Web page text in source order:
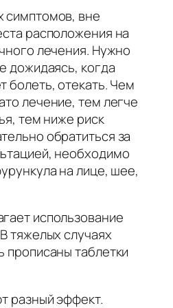
симптомов, вне
расположения на
лечения. Нужно
дожидаясь, когда
болеть, отекать. Чем
лечение, тем легче
тем ниже риск
обратиться за
необходимо
на лице, шее,
использование
тяжелых случаях
прописаны таблетки
разный эффект.